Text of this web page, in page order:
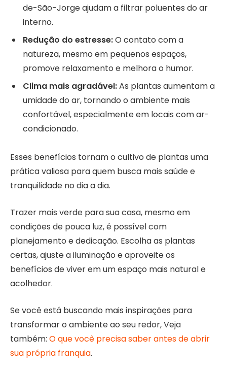
de-São-Jorge ajudam a filtrar poluentes do ar
interno.
Redução do estresse:O contato com a
natureza, mesmo em pequenos espaços,
promove relaxamento e melhora o humor.
Clima mais agradável:As plantas aumentam a
umidade do ar, tornando o ambiente mais
confortável, especialmente em locais com ar-
condicionado.
Esses benefícios tornam o cultivo de plantas uma
prática valiosa para quem busca mais saúde e
tranquilidade no dia a dia.
Trazer mais verde para sua casa, mesmo em
condições de pouca luz, é possível com
planejamento e dedicação. Escolha as plantas
certas, ajuste a iluminação e aproveite os
benefícios de viver em um espaço mais natural e
acolhedor.
Se você está buscando mais inspirações para
transformar o ambiente ao seu redor, Veja
também: O que você precisa saber antes de abrir
sua própria franquia.